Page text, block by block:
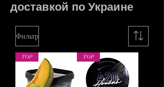
доставкой по Украине
Фильтр
TOP TOP